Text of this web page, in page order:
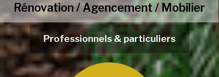
Rénovation / Agencement / Mobilier
Professionnels & particuliers